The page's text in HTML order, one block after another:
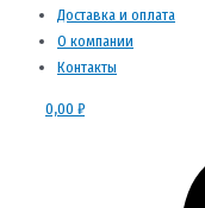
Доставка и оплата
О компании
Контакты
0,00 ₽